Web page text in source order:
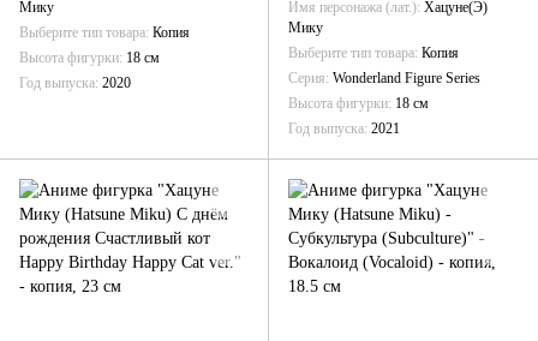
Мику
Выберите тип товара Копия
Высота фигурки 18 см
Год выпуска 2020
Имя персонажа (лат.) Хацуне(Э)
Мику
Выберите тип товара Копия
Серия Wonderland Figure Series
Высота фигурки 18 см
Год выпуска 2021